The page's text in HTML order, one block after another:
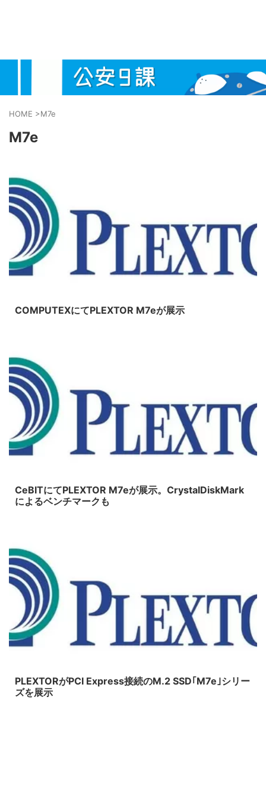
HOME >M7e
M7e
COMPUTEXにてPLEXTOR M7eが展示
CeBITにてPLEXTOR M7eが展示。CrystalDiskMark
によるベンチマークも
PLEXTORがPCI Express接続のM.2 SSD｢M7e｣シリー
ズを展示